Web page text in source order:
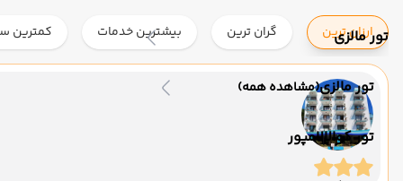
تور مالزی
تور مالزی(مشاهده همه)
تور کوالالامپور
ارزان ترین گران ترین بیشترین خدمات کمترین